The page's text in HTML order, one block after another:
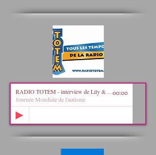
RADIO TOTEM - interview de Lily & Marie Bardot
Journée Mondiale de l'autisme
00:00